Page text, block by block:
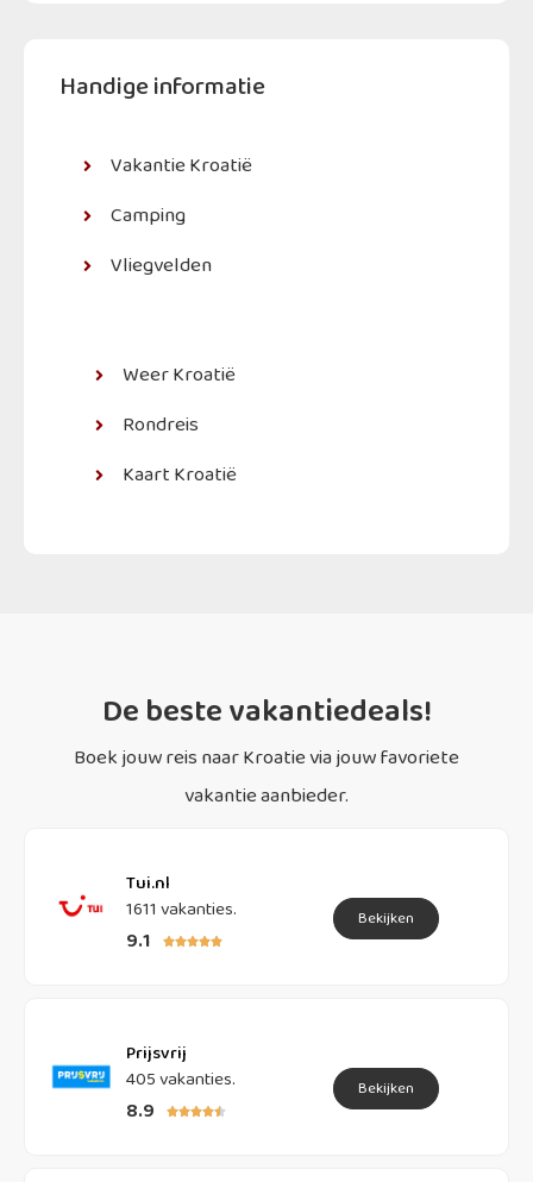
Handige informatie
Vakantie Kroatië
Camping
Vliegvelden
Weer Kroatië
Rondreis
Kaart Kroatië
De beste vakantiedeals!
Boek jouw reis naar Kroatie via jouw favoriete
vakantie aanbieder.
Tui.nl
1611 vakanties.
9.1 
Bekijken
Prijsvrij
405 vakanties.
8.9 
Bekijken